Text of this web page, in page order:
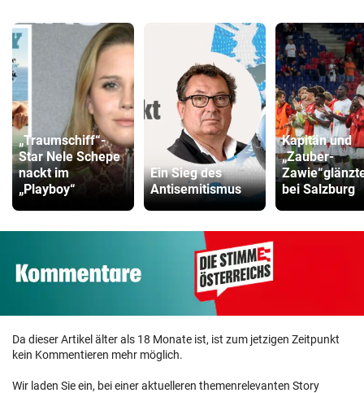
„Traumschiff“-
Star Nele Schepe
nackt im
„Playboy“
Ein Sieg des
Antisemitismus
Kapitän und
„Zauber-
bei Salzburg
Da dieser Artikel älter als 18 Monate ist, ist zum jetzigen Zeitpunkt
kein Kommentieren mehr möglich.
Wir laden Sie ein, bei einer aktuelleren themenrelevanten Story